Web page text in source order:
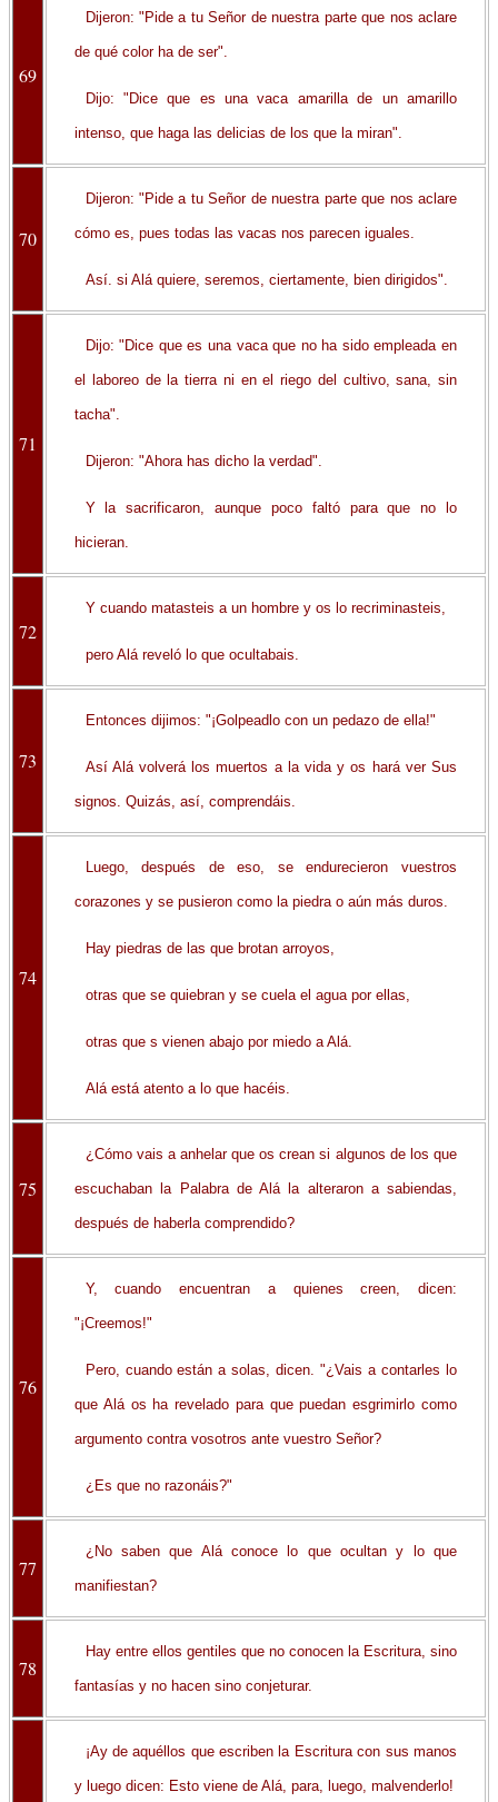
69
Dijeron: "Pide a tu Señor de nuestra parte que nos aclare
de qué color ha de ser".
Dijo: "Dice que es una vaca amarilla de un amarillo
intenso, que haga las delicias de los que la miran".
70
Dijeron: "Pide a tu Señor de nuestra parte que nos aclare
cómo es, pues todas las vacas nos parecen iguales.
Así. si Alá quiere, seremos, ciertamente, bien dirigidos".
71
Dijo: "Dice que es una vaca que no ha sido empleada en
el laboreo de la tierra ni en el riego del cultivo, sana, sin
tacha".
Dijeron: "Ahora has dicho la verdad".
Y la sacrificaron, aunque poco faltó para que no lo
hicieran.
72
Y cuando matasteis a un hombre y os lo recriminasteis,
pero Alá reveló lo que ocultabais.
73
Entonces dijimos: "¡Golpeadlo con un pedazo de ella!"
Así Alá volverá los muertos a la vida y os hará ver Sus
signos. Quizás, así, comprendáis.
74
Luego, después de eso, se endurecieron vuestros
corazones y se pusieron como la piedra o aún más duros.
Hay piedras de las que brotan arroyos,
otras que se quiebran y se cuela el agua por ellas,
otras que s vienen abajo por miedo a Alá.
Alá está atento a lo que hacéis.
75
¿Cómo vais a anhelar que os crean si algunos de los que
escuchaban la Palabra de Alá la alteraron a sabiendas,
después de haberla comprendido?
76
Y, cuando encuentran a quienes creen, dicen:
"¡Creemos!"
Pero, cuando están a solas, dicen. "¿Vais a contarles lo
que Alá os ha revelado para que puedan esgrimirlo como
argumento contra vosotros ante vuestro Señor?
¿Es que no razonáis?"
77
¿No saben que Alá conoce lo que ocultan y lo que
manifiestan?
78
Hay entre ellos gentiles que no conocen la Escritura, sino
fantasías y no hacen sino conjeturar.
¡Ay de aquéllos que escriben la Escritura con sus manos
y luego dicen: Esto viene de Alá, para, luego, malvenderlo!